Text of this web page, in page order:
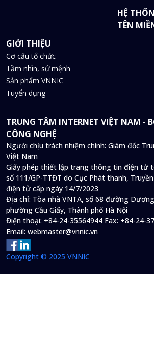
HỆ
TÊN
GIỚI THIỆU
Cơ cấu tổ chức
Tầm nhìn, sứ mệnh
Sản phẩm VNNIC
Tuyển dụng
TRUNG TÂM INTERNET VIỆT NAM -
CÔNG NGHỆ
Người chịu trách nhiệm chính: Giám đốc
Việt Nam
Giấy phép thiết lập trang thông tin điện tử
số 111/GP-TTĐT do Cục Phát thanh,
điện tử cấp ngày 14/7/2023
Địa chỉ: Tòa nhà VNTA, số 68 đường
phường Cầu Giấy, Thành phố Hà Nội
Điện thoại: +84-24-35564944 Fax: +84-24-
Email: webmaster@vnnic.vn
Copyright © 2025 VNNIC